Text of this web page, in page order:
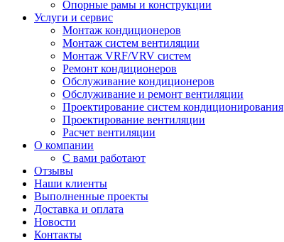
Опорные рамы и конструкции
Услуги и сервис
Монтаж кондиционеров
Монтаж систем вентиляции
Монтаж VRF/VRV систем
Ремонт кондиционеров
Обслуживание кондиционеров
Обслуживание и ремонт вентиляции
Проектирование систем кондиционирования
Проектирование вентиляции
Расчет вентиляции
О компании
С вами работают
Отзывы
Наши клиенты
Выполненные проекты
Доставка и оплата
Новости
Контакты